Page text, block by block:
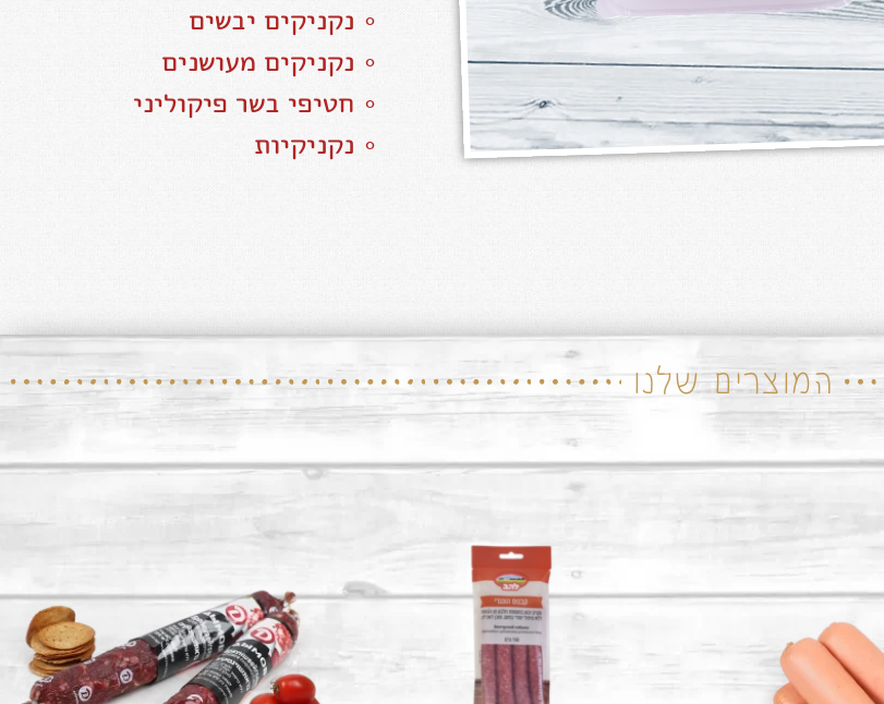
∘ נקניקים יבשים
∘ נקניקים מעושנים
∘ חטיפי בשר פיקוליני
∘ נקניקיות
המוצרים שלנו